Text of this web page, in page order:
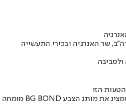
שר האנרגיה ובכירי התעשייה
ולסביבה
הזו